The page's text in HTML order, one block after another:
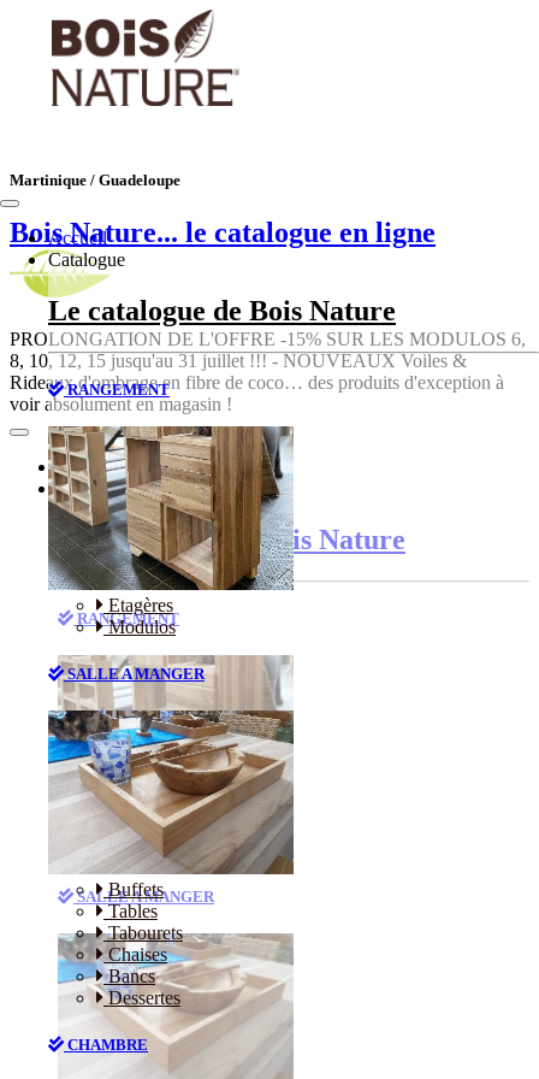
Martinique / Guadeloupe
Bois Nature... le catalogue en ligne
PROLONGATION DE L'OFFRE -15% SUR LES MODULOS 6,
8, 10, 12, 15 jusqu'au 31 juillet !!! - NOUVEAUX Voiles &
Rideaux d'ombrage en fibre de coco… des produits d'exception à
voir absolument en magasin !
Accueil
Catalogue
Le catalogue de Bois Nature
RANGEMENT
Etagères
Modulos
SALLE A MANGER
Buffets
Tables
Tabourets
Chaises
Bancs
Dessertes
CHAMBRE
Accueil
Catalogue
Le catalogue de Bois Nature
RANGEMENT
Etagères
Modulos
SALLE A MANGER